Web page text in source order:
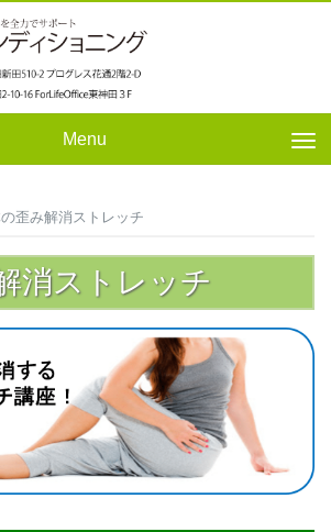
Menu
歪み解消ストレッチ
消ストレッチ